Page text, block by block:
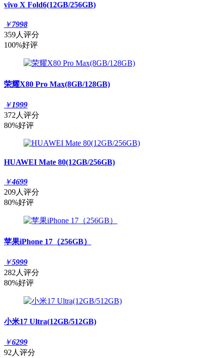
vivo X Fold6(12GB/256GB)
￥7998
359人评分
100%好评
荣耀X80 Pro Max(8GB/128GB)
￥1999
372人评分
80%好评
HUAWEI Mate 80(12GB/256GB)
￥4699
209人评分
80%好评
苹果iPhone 17（256GB）
￥5999
282人评分
80%好评
小米17 Ultra(12GB/512GB)
￥6299
92人评分